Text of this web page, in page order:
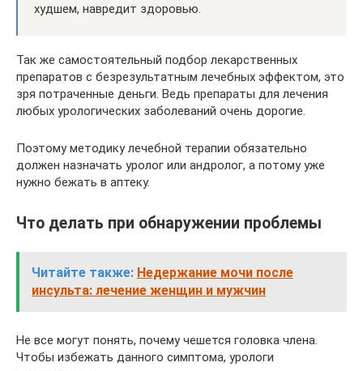
худшем, навредит здоровью.
Так же самостоятельный подбор лекарственных
препаратов с безрезультатным лечебных эффектом, это
зря потраченные деньги. Ведь препараты для лечения
любых урологических заболеваний очень дорогие.
Поэтому методику лечебной терапии обязательно
должен назначать уролог или андролог, а потому уже
нужно бежать в аптеку.
Что делать при обнаружении проблемы
Читайте также: Недержание мочи после
инсульта: лечение женщин и мужчин
Не все могут понять, почему чешется головка члена.
Чтобы избежать данного симптома, урологи